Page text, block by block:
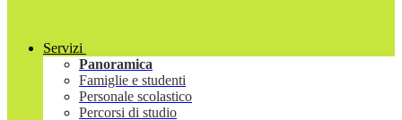
Servizi
Panoramica
Famiglie e studenti
Personale scolastico
Percorsi di studio